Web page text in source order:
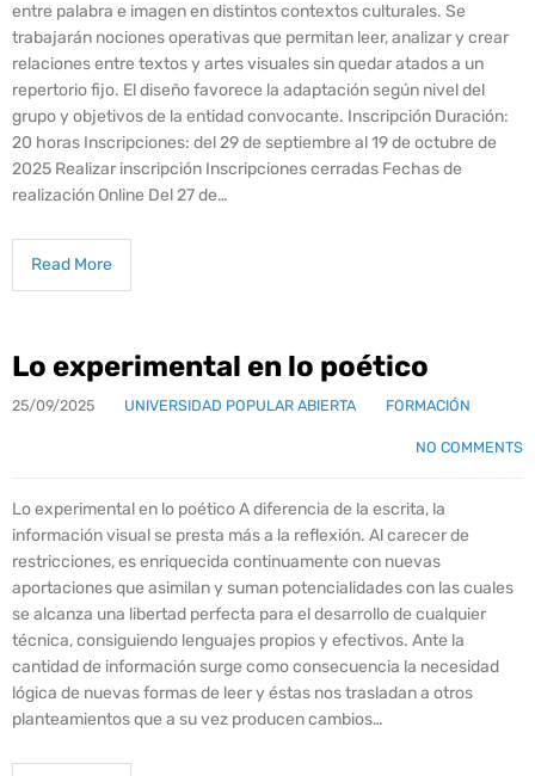
entre palabra e imagen en distintos contextos culturales. Se
trabajarán nociones operativas que permitan leer, analizar y crear
relaciones entre textos y artes visuales sin quedar atados a un
repertorio fijo. El diseño favorece la adaptación según nivel del
grupo y objetivos de la entidad convocante. Inscripción Duración:
20 horas Inscripciones: del 29 de septiembre al 19 de octubre de
2025 Realizar inscripción Inscripciones cerradas Fechas de
realización Online Del 27 de…
Read More
Lo experimental en lo poético
25/09/2025 UNIVERSIDAD POPULAR ABIERTA FORMACIÓN
NO COMMENTS
Lo experimental en lo poético A diferencia de la escrita, la
información visual se presta más a la reflexión. Al carecer de
restricciones, es enriquecida continuamente con nuevas
aportaciones que asimilan y suman potencialidades con las cuales
se alcanza una libertad perfecta para el desarrollo de cualquier
técnica, consiguiendo lenguajes propios y efectivos. Ante la
cantidad de información surge como consecuencia la necesidad
lógica de nuevas formas de leer y éstas nos trasladan a otros
planteamientos que a su vez producen cambios…